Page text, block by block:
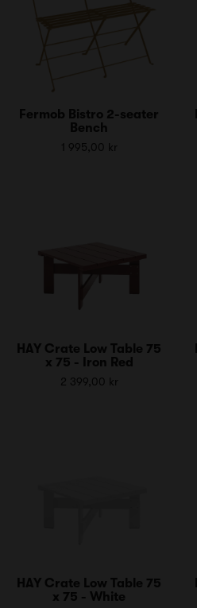
Fermob Bistro 2-seater
Bench
1 995,00 kr
HAY Crate Low Table 75
x 75 - Iron Red
2 399,00 kr
HAY Crate Low Table 75
x 75 - White